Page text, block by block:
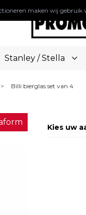
Stanley / Stella
> Billi bierglas set van 4
Kies uw
maken wij gebruik